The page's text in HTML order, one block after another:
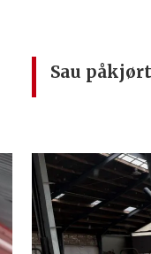
Sau påkjørt